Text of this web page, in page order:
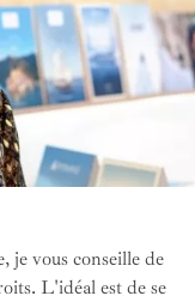
je vous conseille de
L'idéal est de se